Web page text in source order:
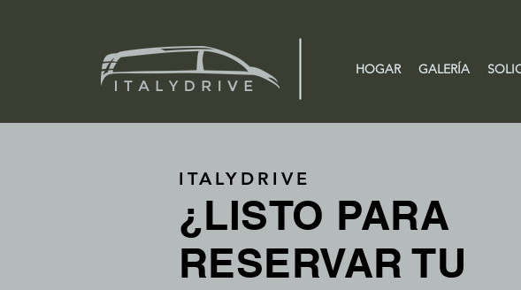
HOGAR GALERÍA
ITALYDRIVE
¿LISTO PARA
RESERVAR TU